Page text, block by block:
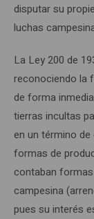
disputar su
luchas
La Ley 200 de
reconociendo la
de forma
tierras incultas
en un término
formas de
contaban
campesina
pues su interés